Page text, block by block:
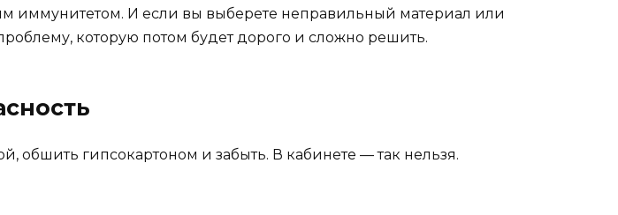
иммунитетом. И если вы выберете неправильный материал или
которую потом будет дорого и сложно решить.
обшить гипсокартоном и забыть. В кабинете — так нельзя.